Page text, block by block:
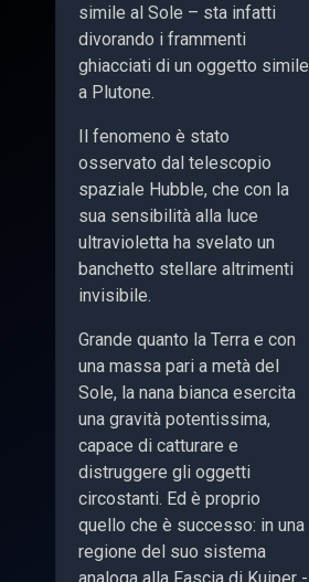
simile al Sole – sta infatti
divorando i frammenti
ghiacciati di un oggetto simile
a Plutone.
Il fenomeno è stato
osservato dal telescopio
spaziale Hubble, che con la
sua sensibilità alla luce
ultravioletta ha svelato un
banchetto stellare altrimenti
invisibile.
Grande quanto la Terra e con
una massa pari a metà del
Sole, la nana bianca esercita
una gravità potentissima,
capace di catturare e
distruggere gli oggetti
circostanti. Ed è proprio
quello che è successo: in una
regione del suo sistema
analoga alla Fascia di Kuiper -